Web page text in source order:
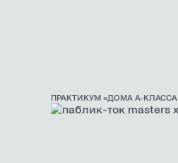
ПРАКТИКУМ «ДОМА А‑КЛАССА